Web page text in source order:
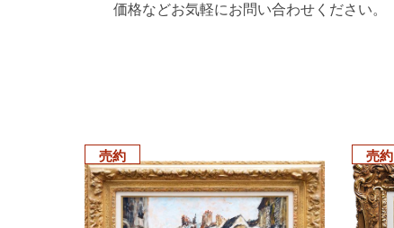
価格などお気軽にお問い合わせください。
売約 売約